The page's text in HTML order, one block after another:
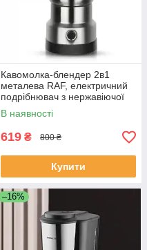
Кавомолка-блендер 2в1
металева RAF, електричний
подрібнювач з нержавіючої
сталі R-7126
В наявності
619 ₴ 800 ₴
Купити
–16%